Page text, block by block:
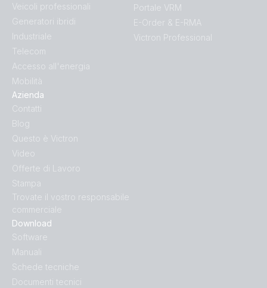
Download
Software
Manuali
Schede tecniche
Documenti tecnici
Veicoli professionali
Generatori ibridi
Industriale
Telecom
Accesso all'energia
Mobilità
Azienda
Contatti
Blog
Questo è Victron
Video
Offerte di Lavoro
Stampa
Trovate il vostro responsabile
commerciale
Portale VRM
E-Order & E-RMA
Victron Professional